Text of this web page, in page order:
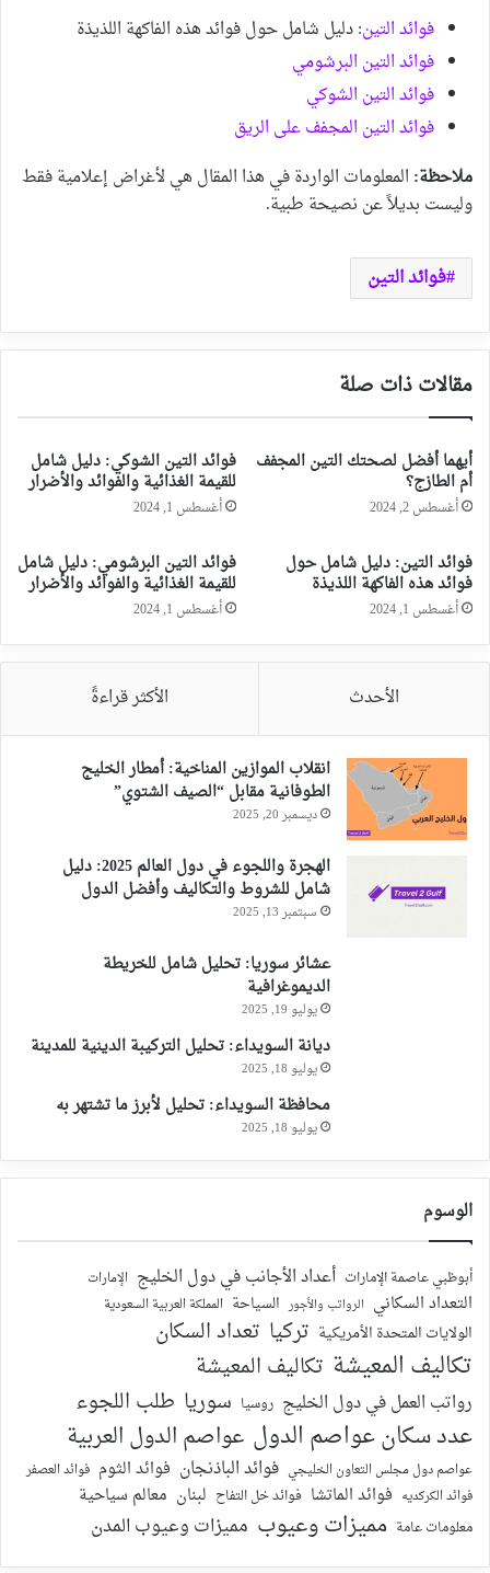
فوائد التين: دليل شامل حول فوائد هذه الفاكهة اللذيذة
فوائد التين البرشومي
فوائد التين الشوكي
فوائد التين المجفف على الريق
ملاحظة: المعلومات الواردة في هذا المقال هي لأغراض إعلامية فقط
وليست بديلاً عن نصيحة طبية.
فوائد التين
مقالات ذات صلة
أيهما أفضل لصحتك التين المجفف
أم الطازج؟
أغسطس 2, 2024
فوائد التين الشوكي: دليل شامل
للقيمة الغذائية والفوائد والأضرار
أغسطس 1, 2024
فوائد التين: دليل شامل حول
فوائد هذه الفاكهة اللذيذة
أغسطس 1, 2024
فوائد التين البرشومي: دليل شامل
للقيمة الغذائية والفوائد والأضرار
أغسطس 1, 2024
الأحدث الأكثر قراءةً
انقلاب الموازين المناخية: أمطار الخليج
الطوفانية مقابل “الصيف الشتوي”
ديسمبر 20, 2025
الهجرة واللجوء في دول العالم 2025: دليل
شامل للشروط والتكاليف وأفضل الدول
سبتمبر 13, 2025
عشائر سوريا: تحليل شامل للخريطة
الديموغرافية
يوليو 19, 2025
ديانة السويداء: تحليل التركيبة الدينية للمدينة
يوليو 18, 2025
محافظة السويداء: تحليل لأبرز ما تشتهر به
يوليو 18, 2025
الوسوم
أبوظبي عاصمة الإمارات أعداد الأجانب في دول الخليج الإمارات
التعداد السكاني الرواتب والأجور السياحة المملكة العربية السعودية
الولايات المتحدة الأمريكية تركيا تعداد السكان
تكاليف المعيشة تكاليف المعيشة
رواتب العمل في دول الخليج روسيا سوريا طلب اللجوء
عدد سكان عواصم الدول عواصم الدول العربية
عواصم دول مجلس التعاون الخليجي فوائد الباذنجان فوائد الثوم فوائد العصفر
فوائد الكركديه فوائد الماتشا فوائد خل التفاح لبنان معالم سياحية
معلومات عامة مميزات وعيوب مميزات وعيوب المدن